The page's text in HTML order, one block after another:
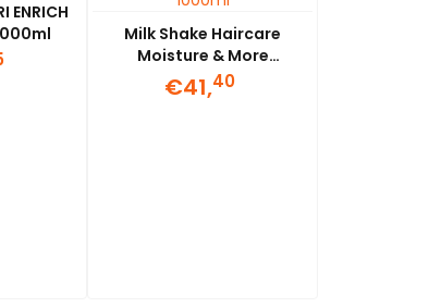
ENRICH
Milk Shake Haircare
Moisture & More
Conditioner 1000ml
€41,40